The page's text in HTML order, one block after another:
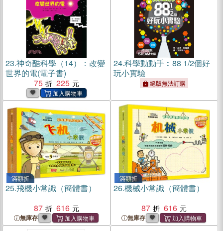
23.神奇酷科學（14）：改變
世界的電(電子書)
75
225
24.科學動動手︰88 1/2個好
玩小實驗
絕版無法訂購
滿額折
25.飛機小常識（簡體書）
87
616
無庫存
滿額折
26.機械小常識（簡體書）
87
616
無庫存